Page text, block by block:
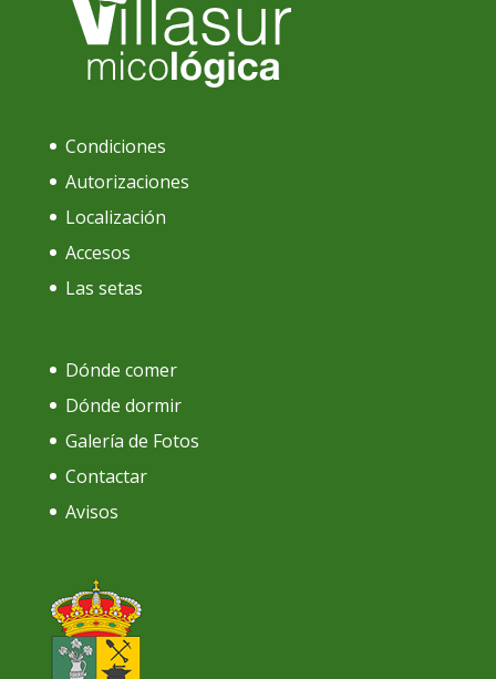
Condiciones
Autorizaciones
Localización
Accesos
Las setas
Dónde comer
Dónde dormir
Galería de Fotos
Contactar
Avisos